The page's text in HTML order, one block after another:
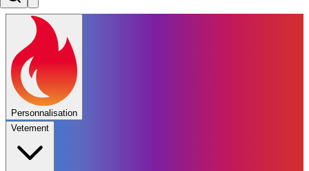
Personnalisation
Vetement